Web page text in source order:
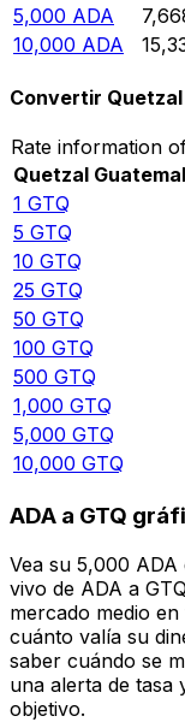
5,000 ADA
10,000 ADA
Convertir
Rate information
Quetzal
1 GTQ
5 GTQ
10 GTQ
25 GTQ
50 GTQ
100 GTQ
500 GTQ
1,000 GTQ
5,000 GTQ
10,000 GTQ
ADA a GTQ
Vea su 5,000
vivo de ADA a
mercado medio
cuánto valía su
saber cuándo se
una alerta de tasa
objetivo.